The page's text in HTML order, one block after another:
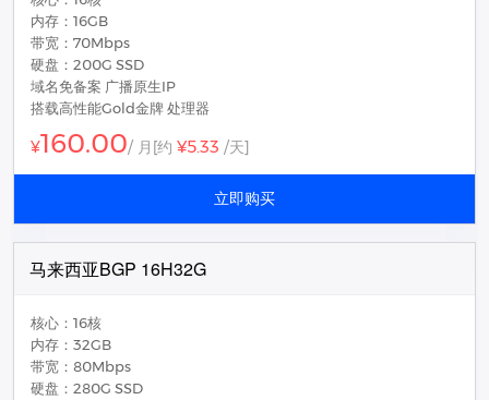
内存：16GB
带宽：70Mbps
硬盘：200G SSD
域名免备案 广播原生IP
搭载高性能Gold金牌 处理器
¥160.00/ 月 [约 ¥5.33 /天]
立即购买
马来西亚BGP 16H32G
核心：16核
内存：32GB
带宽：80Mbps
硬盘：280G SSD